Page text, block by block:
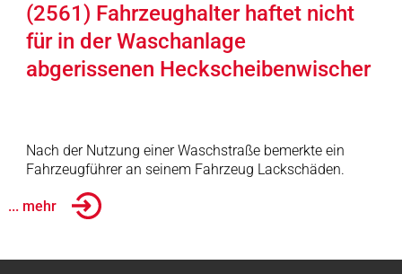
(2561) Fahrzeughalter haftet nicht
für in der Waschanlage
abgerissenen Heckscheibenwischer
Nach der Nutzung einer Waschstraße bemerkte ein
Fahrzeugführer an seinem Fahrzeug Lackschäden.
... mehr